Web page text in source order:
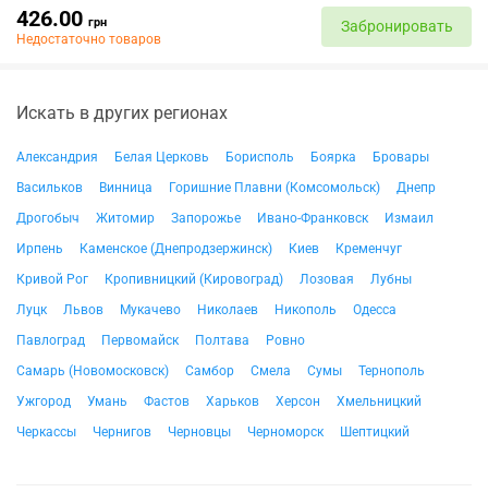
426.00 грн
Недостаточно товаров
Забронировать
Искать в других регионах
Александрия Белая Церковь Борисполь Боярка
Бровары
Васильков
Винница Горишние Плавни (Комсомольск)
Днепр
Дрогобыч
Житомир Запорожье Ивано-Франковск
Измаил
Ирпень
Каменское (Днепродзержинск) Киев
Кременчуг
Кривой Рог
Кропивницкий (Кировоград) Лозовая
Лубны
Луцк
Львов Мукачево Николаев Никополь
Одесса
Павлоград
Первомайск Полтава
Ровно
Самарь (Новомосковск)
Самбор Смела Сумы
Тернополь
Ужгород
Умань Фастов Харьков Херсон
Хмельницкий
Черкассы
Чернигов Черновцы Черноморск Шептицкий